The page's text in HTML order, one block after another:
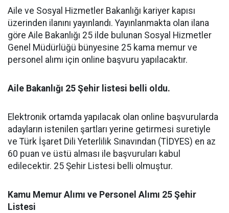
Aile ve Sosyal Hizmetler Bakanlığı kariyer kapısı
üzerinden ilanını yayınlandı. Yayınlanmakta olan ilana
göre Aile Bakanlığı 25 ilde bulunan Sosyal Hizmetler
Genel Müdürlüğü bünyesine 25 kama memur ve
personel alımı için online başvuru yapılacaktır.
Aile Bakanlığı 25 Şehir listesi belli oldu.
Elektronik ortamda yapılacak olan online başvurularda
adayların istenilen şartları yerine getirmesi suretiyle
ve Türk İşaret Dili Yeterlilik Sınavından (TİDYES) en az
60 puan ve üstü alması ile başvuruları kabul
edilecektir. 25 Şehir Listesi belli olmuştur.
Kamu Memur Alımı ve Personel Alımı 25 Şehir
Listesi